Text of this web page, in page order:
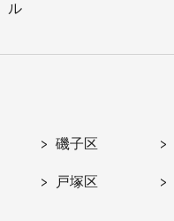
ル
磯子区
戸塚区